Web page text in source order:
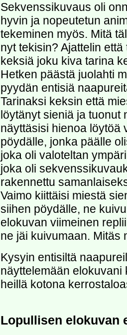
Sekvenssikuvaus oli
hyvin ja nopeutetun
tekeminen myös. Mitä
nyt tekisin? Ajattelin
keksiä joku kiva tarina
Hetken päästä juolahti
pyydän entisiä
Tarinaksi keksin että
löytänyt sieniä ja tuonut
näyttäsisi hienoa löytöä
pöydälle, jonka päälle
joka oli valoteltan
joka oli
rakennettu
Vaimo kiittäisi miestä
siihen pöydälle, ne
elokuvan viimeinen
ne jäi kuivumaan. Mitäs
Kysyin entisiltä
näyttelemään
heillä kotona
Lopullisen elokuvan